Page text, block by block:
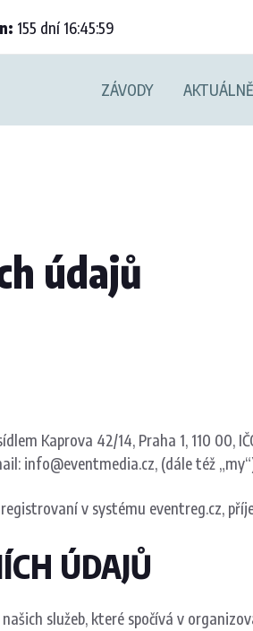
155 dní 16:45:58
ZÁVODY AKTUÁLNĚ
údajů
Kaprova 42/14, Praha 1, 110 00,
info@eventmedia.cz, (dále též
v systému eventreg.cz,
ÚDAJŮ
služeb, které spočívá v